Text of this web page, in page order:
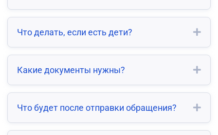
Что делать, если есть дети?
Какие документы нужны?
Что будет после отправки обращения?